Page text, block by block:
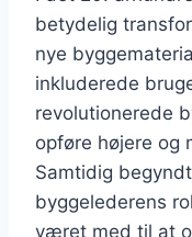
betydelig
nye
inkluderede
revolutionerede
opføre højere og
Samtidig
byggelederens
været med til at